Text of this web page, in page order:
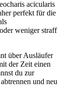
acicularis
perfekt für die
weniger straff
über Ausläufer
der Zeit einen
du zur
und neu